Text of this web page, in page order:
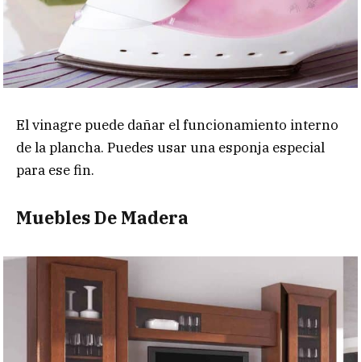
El vinagre puede dañar el funcionamiento interno
de la plancha. Puedes usar una esponja especial
para ese fin.
Muebles De Madera